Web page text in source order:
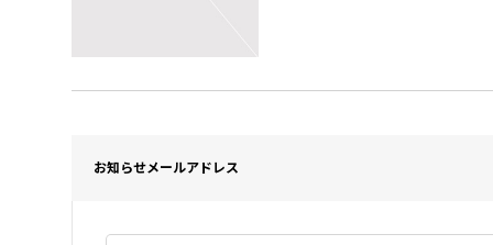
お知らせメールアドレス